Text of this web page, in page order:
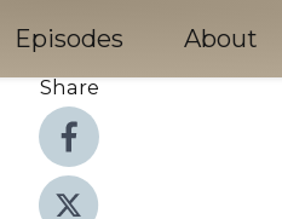
Episodes About
Share